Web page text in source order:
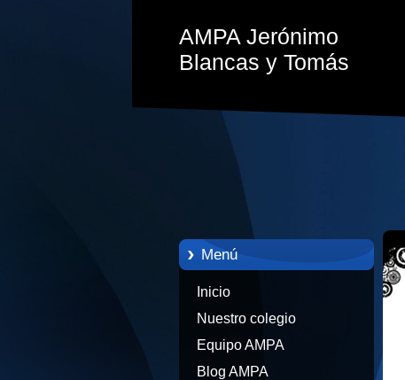
AMPA Jerónimo
Blancas y Tomás
Menú
Inicio
Nuestro colegio
Equipo AMPA
Blog AMPA